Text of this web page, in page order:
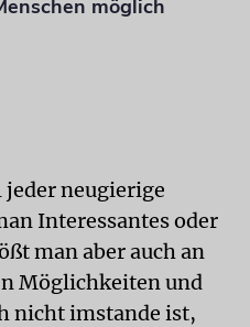
möglich
neugierige
Interessantes oder
man aber auch an
Möglichkeiten und
nicht imstande ist,